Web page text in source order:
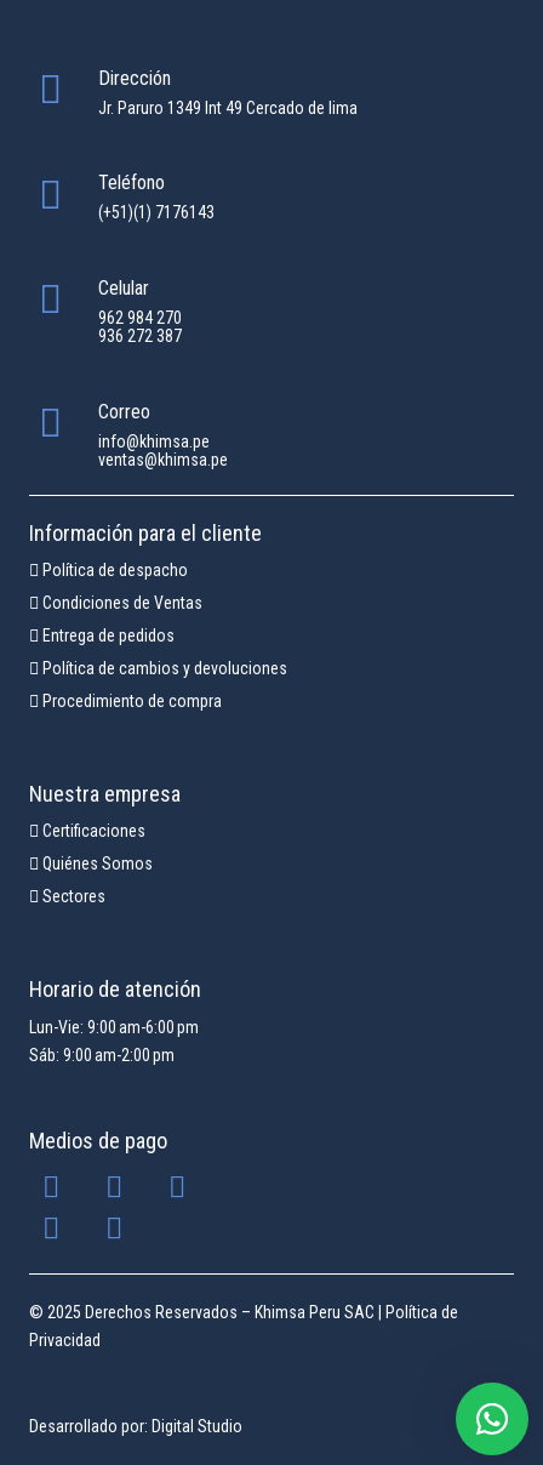
Dirección
Jr. Paruro 1349 Int 49 Cercado de lima
Teléfono
(+51)(1) 7176143
Celular
962 984 270
936 272 387
Correo
info@khimsa.pe
ventas@khimsa.pe
Información para el cliente
Política de despacho
Condiciones de Ventas
Entrega de pedidos
Política de cambios y devoluciones
Procedimiento de compra
Nuestra empresa
Certificaciones
Quiénes Somos
Sectores
Horario de atención
Lun-Vie: 9:00 am-6:00 pm
Sáb: 9:00 am-2:00 pm
Medios de pago
© 2025 Derechos Reservados – Khimsa Peru SAC |
Política de
Privacidad
Desarrollado por: Digital Studio